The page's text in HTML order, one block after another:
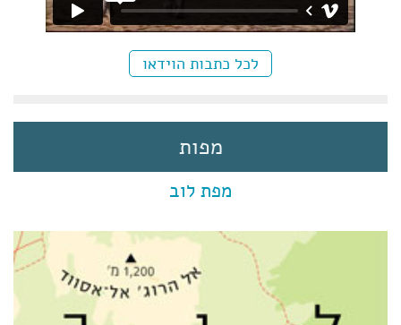
לכל כתבות הוידאו
מפות
מפת לוב